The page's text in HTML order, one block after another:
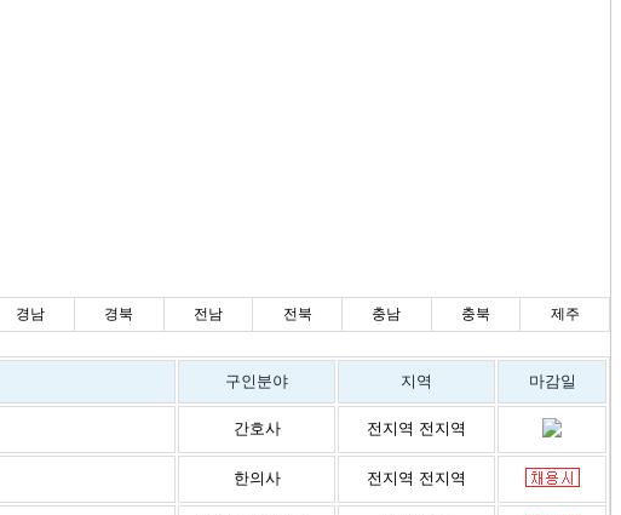
경남 경북 전남 전북 충남 충북 제주
구인분야 지역 마감일
간호사 전지역 전지역
한의사 전지역 전지역